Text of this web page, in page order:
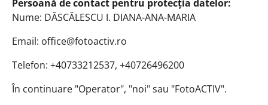
Persoană de contact pentru protecția datelor:
Nume: DĂSCĂLESCU I. DIANA-ANA-MARIA
Email: office@fotoactiv.ro
Telefon: +40733212537, +40726496200
În continuare "Operator", "noi" sau "FotoACTIV".